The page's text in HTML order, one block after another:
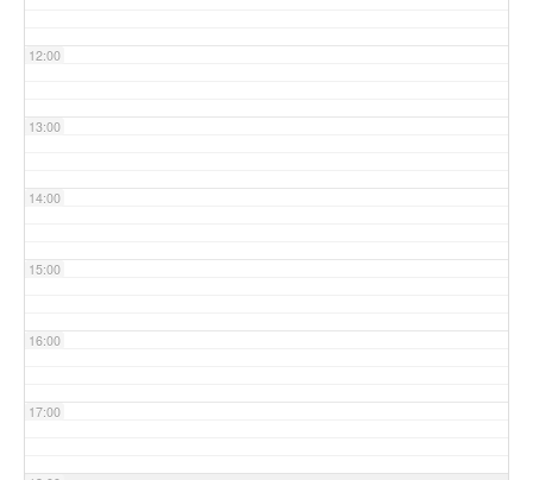
12:00
13:00
14:00
15:00
16:00
17:00